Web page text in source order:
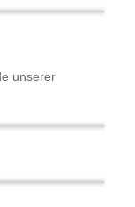
unserer